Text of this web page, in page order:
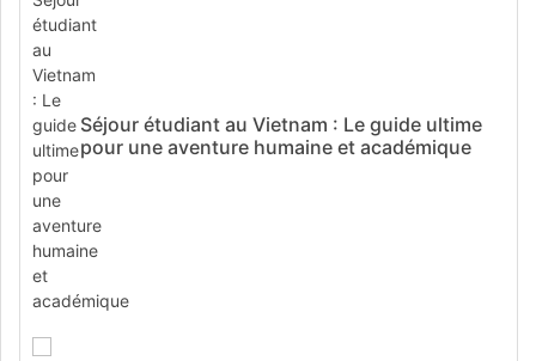
Séjour étudiant au Vietnam : Le guide ultime
pour une aventure humaine et académique